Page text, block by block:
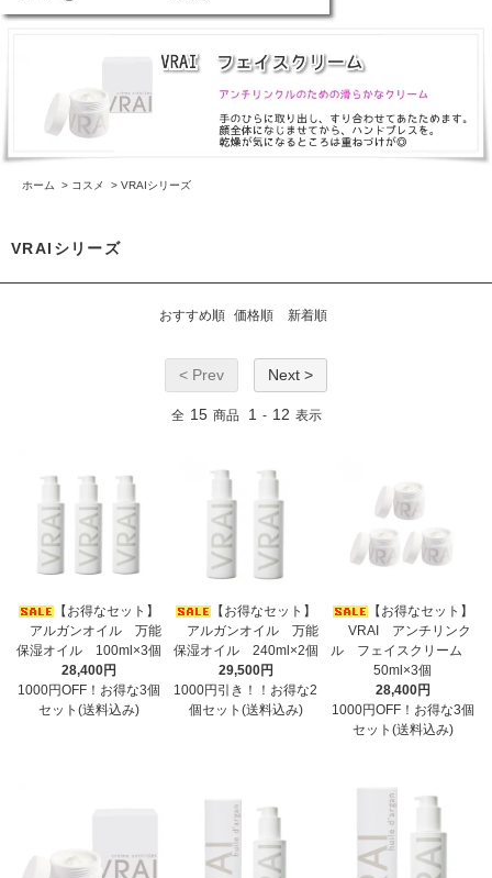
ホーム > コスメ > VRAIシリーズ
VRAIシリーズ
おすすめ順 価格順 新着順
< Prev Next >
全 15 商品 1 - 12 表示
【お得なセット】
アルガンオイル 万能
保湿オイル 100ml×3個
28,400円
1000円OFF！お得な3個
セット(送料込み)
【お得なセット】
アルガンオイル 万能
保湿オイル 240ml×2個
29,500円
1000円引き！！お得な2
個セット(送料込み)
【お得なセット】
VRAI アンチリンク
ル フェイスクリーム
50ml×3個
28,400円
1000円OFF！お得な3個
セット(送料込み)